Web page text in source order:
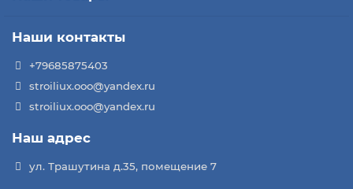
Наши контакты
+79685875403
stroiliux.ooo@yandex.ru
stroiliux.ooo@yandex.ru
Наш адрес
ул. Трашутина д.35, помещение 7